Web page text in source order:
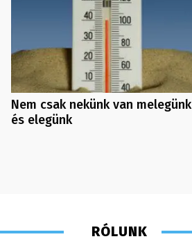
Nem csak nekünk van melegünk
és elegünk
RÓLUNK